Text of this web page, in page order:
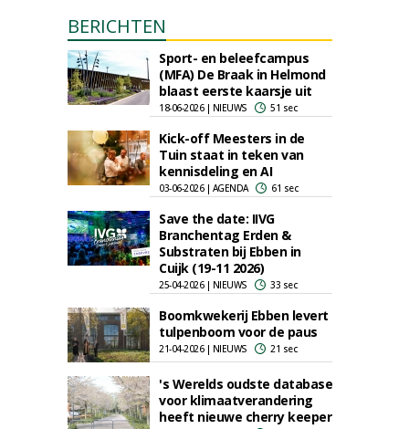
BERICHTEN
Sport- en beleefcampus
(MFA) De Braak in Helmond
blaast eerste kaarsje uit
18-06-2026 | NIEUWS 51 sec
Kick-off Meesters in de
Tuin staat in teken van
kennisdeling en AI
03-06-2026 | AGENDA 61 sec
Save the date: IIVG
Branchentag Erden &
Substraten bij Ebben in
Cuijk (19-11 2026)
25-04-2026 | NIEUWS 33 sec
Boomkwekerij Ebben levert
tulpenboom voor de paus
21-04-2026 | NIEUWS 21 sec
's Werelds oudste database
voor klimaatverandering
heeft nieuwe cherry keeper